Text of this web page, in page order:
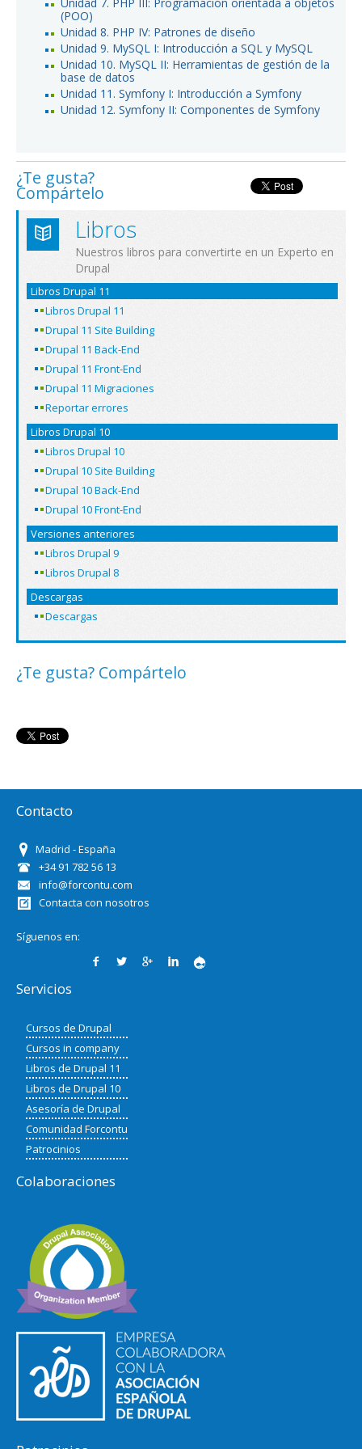
(POO)
Unidad 8. PHP IV: Patrones de diseño
Unidad 9. MySQL I: Introducción a SQL y MySQL
Unidad 10. MySQL II: Herramientas de gestión de la
base de datos
Unidad 11. Symfony I: Introducción a Symfony
Unidad 12. Symfony II: Componentes de Symfony
¿Te gusta?
Compártelo
Libros
Nuestros libros para convertirte en un Experto en
Drupal
Libros Drupal 11
Libros Drupal 11
Drupal 11 Site Building
Drupal 11 Back-End
Drupal 11 Front-End
Drupal 11 Migraciones
Reportar errores
Libros Drupal 10
Libros Drupal 10
Drupal 10 Site Building
Drupal 10 Back-End
Drupal 10 Front-End
Versiones anteriores
Libros Drupal 9
Libros Drupal 8
Descargas
Descargas
¿Te gusta? Compártelo
Contacto
Madrid - España
+34 91 782 56 13
info@forcontu.com
Contacta con nosotros
Síguenos en:
Servicios
Cursos de Drupal
Cursos in company
Libros de Drupal 11
Libros de Drupal 10
Asesoría de Drupal
Comunidad Forcontu
Patrocinios
Colaboraciones